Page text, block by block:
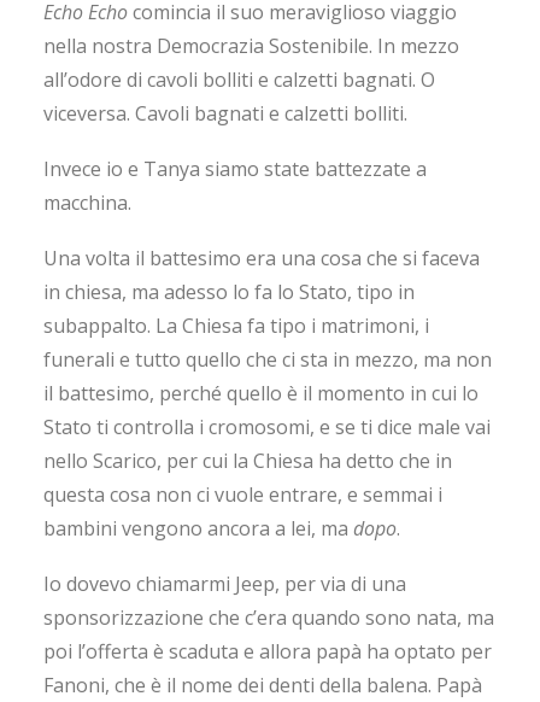
Echo Echocomincia il suo meraviglioso viaggio
nella nostra Democrazia Sostenibile. In mezzo
all’odore di cavoli bolliti e calzetti bagnati. O
viceversa. Cavoli bagnati e calzetti bolliti.
Invece io e Tanya siamo state battezzate a
macchina.
Una volta il battesimo era una cosa che si faceva
in chiesa, ma adesso lo fa lo Stato, tipo in
subappalto. La Chiesa fa tipo i matrimoni, i
funerali e tutto quello che ci sta in mezzo, ma non
il battesimo, perché quello è il momento in cui lo
Stato ti controlla i cromosomi, e se ti dice male vai
nello Scarico, per cui la Chiesa ha detto che in
questa cosa non ci vuole entrare, e semmai i
bambini vengono ancora a lei, ma dopo.
Io dovevo chiamarmi Jeep, per via di una
sponsorizzazione che c’era quando sono nata, ma
poi l’offerta è scaduta e allora papà ha optato per
Fanoni, che è il nome dei denti della balena. Papà